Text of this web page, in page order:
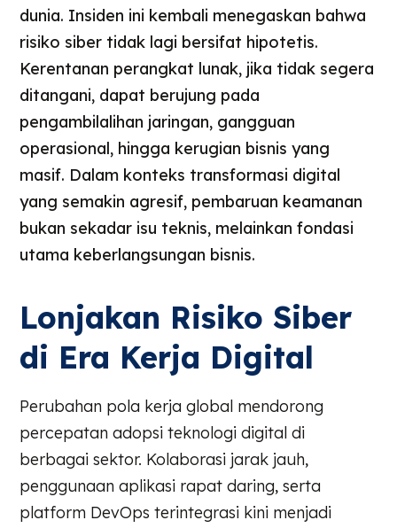
dunia. Insiden ini kembali menegaskan bahwa
risiko siber tidak lagi bersifat hipotetis.
Kerentanan perangkat lunak, jika tidak segera
ditangani, dapat berujung pada
pengambilalihan jaringan, gangguan
operasional, hingga kerugian bisnis yang
masif. Dalam konteks transformasi digital
yang semakin agresif, pembaruan keamanan
bukan sekadar isu teknis, melainkan fondasi
utama keberlangsungan bisnis.
Lonjakan Risiko Siber
di Era Kerja Digital
Perubahan pola kerja global mendorong
percepatan adopsi teknologi digital di
berbagai sektor. Kolaborasi jarak jauh,
penggunaan aplikasi rapat daring, serta
platform DevOps terintegrasi kini menjadi